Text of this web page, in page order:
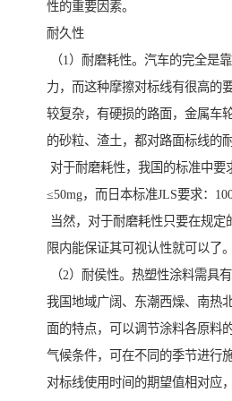
性的重要因素。
耐久性
（1）耐磨耗性。汽车的完全是
力，而这种摩擦对标线有很高的
较复杂，有硬损的路面，金属车
的砂粒、渣土，都对路面标线的
对于耐磨耗性，我国的标准中要
≤50mg，而日本标准JLS要求：
当然，对于耐磨耗性只要在规定
限内能保证其可视认性就可以了。
（2）耐侯性。热塑性涂料需具
我国地域广阔、东潮西燥、南热
面的特点，可以调节涂料各原料
气候条件，可在不同的季节进行
对标线使用时间的期望值相对应